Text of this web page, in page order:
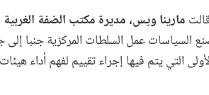
مارينا ويس، مديرة مكتب الضفة
السياسات عمل السلطات المركزية جنبا
التي يتم فيها إجراء تقييم لفهم أداء